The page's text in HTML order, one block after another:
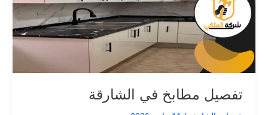
تفصيل مطابخ في الشارقة